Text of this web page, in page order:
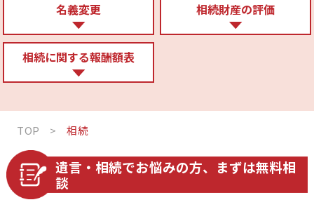
名義変更 相続財産の評価
相続に関する報酬額表
TOP >相続
遺言・相続でお悩みの方、まずは無料相
談